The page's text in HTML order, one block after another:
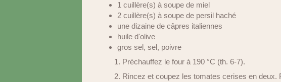
1 cuillère(s) à soupe de miel
2 cuillère(s) à soupe de persil haché
une dizaine de câpres italiennes
huile d'olive
gros sel, sel, poivre
Préchauffez le four à 190 °C (th. 6-7).
Rincez et coupez les tomates cerises en deux.